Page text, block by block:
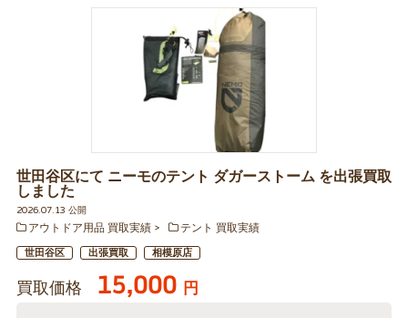
世田谷区にて ニーモのテント ダガーストーム を出張買取
しました
2026.07.13 公開
アウトドア用品 買取実績
テント 買取実績
世田谷区 出張買取 相模原店
買取価格 15,000 円